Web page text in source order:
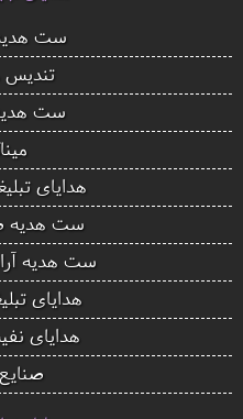
ست
تندیس
ست
هدایای
ست هدیه
ست هدیه
هدایای
هدایای